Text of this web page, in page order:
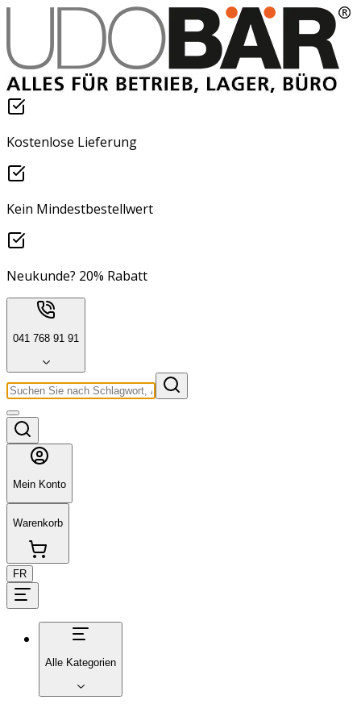
Kostenlose Lieferung
Kein Mindestbestellwert
Neukunde? 20% Rabatt
041 768 91 91
Mein Konto
Warenkorb
FR
Alle Kategorien